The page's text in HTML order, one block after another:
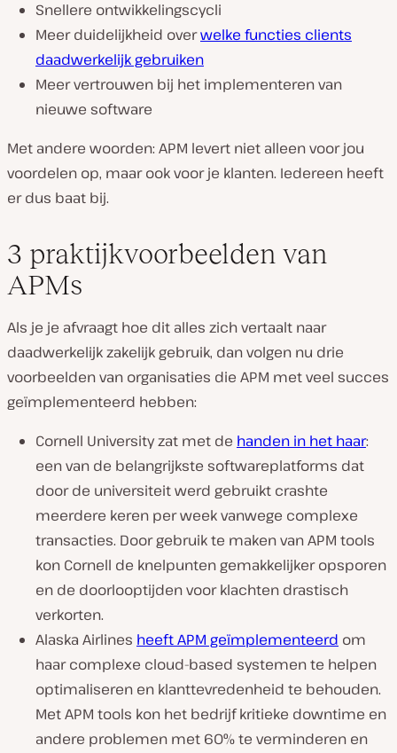
Snellere ontwikkelingscycli
Meer duidelijkheid overwelke functies clients
daadwerkelijk gebruiken
Meer vertrouwen bij het implementeren van
nieuwe software
Met andere woorden: APM levert niet alleen voor jou
voordelen op, maar ook voor je klanten. Iedereen heeft
er dus baat bij.
3 praktijkvoorbeelden van
APMs
Als je je afvraagt hoe dit alles zich vertaalt naar
daadwerkelijk zakelijk gebruik, dan volgen nu drie
voorbeelden van organisaties die APM met veel succes
geïmplementeerd hebben:
Cornell University zat met de handen in het haar:
een van de belangrijkste softwareplatforms dat
door de universiteit werd gebruikt crashte
meerdere keren per week vanwege complexe
transacties. Door gebruik te maken van APM tools
kon Cornell de knelpunten gemakkelijker opsporen
en de doorlooptijden voor klachten drastisch
verkorten.
Alaska Airlines heeft APM geïmplementeerd om
haar complexe cloud-based systemen te helpen
optimaliseren en klanttevredenheid te behouden.
Met APM tools kon het bedrijf kritieke downtime en
andere problemen met 60% te verminderen en